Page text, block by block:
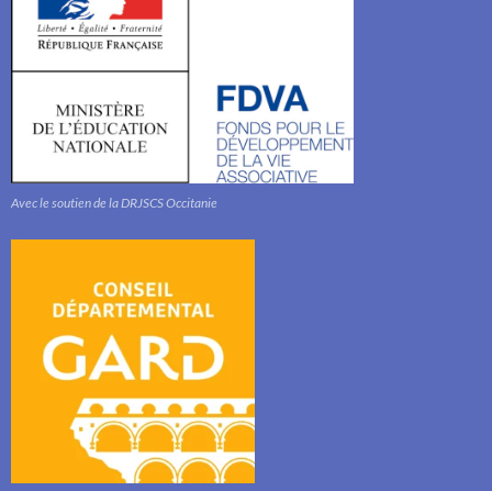
Avec le soutien de la DRJSCS Occitanie